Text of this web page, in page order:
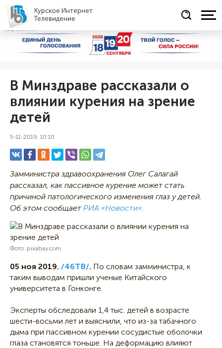
Курское Интернет
Телевидение
СОЦРЕКЛАМА
В Минздраве рассказали о
влиянии курения на зрение
детей
5-11-2019, 10:10
Замминистра здравоохранения Олег Салагай
рассказал, как пассивное курение может стать
причиной патологического изменения глаз у детей.
Об этом сообщает РИА «Новости»
Фото: pixabay.com
05 ноя 2019. /46ТВ/. По словам замминистра, к
таким выводам пришли ученые Китайского
университета в Гонконге.
Эксперты обследовали 1,4 тыс. детей в возрасте
шести-восьми лет и выяснили, что из-за табачного
дыма при пассивном курении сосудистые оболочки
глаза становятся тоньше. На деформацию влияют